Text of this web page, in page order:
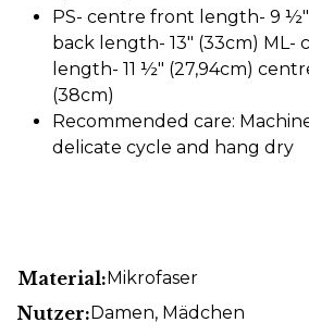
PS- centre front length- 9
back length- 13" (33cm) ML-
length- 11 ½" (27,94cm)
(38cm)
Recommended care:
delicate cycle and hang dry
Material:Mikrofaser
Nutzer:Damen, Mädchen